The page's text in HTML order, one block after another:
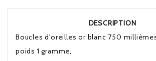
DESCRIPTION
Boucles d'oreilles or blanc 750
poids 1 gramme,